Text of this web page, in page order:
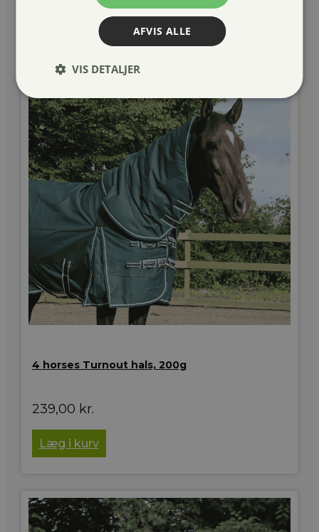
4 horses Turnout hals, 200g
239,00 kr.
Læg i kurv
AFVIS ALLE
VIS DETALJER